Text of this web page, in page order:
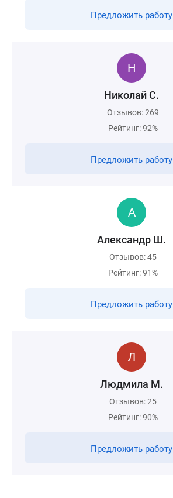
Предложить работу
Николай С.
Отзывов: 269
Рейтинг: 92%
Предложить работу
Александр Ш.
Отзывов: 45
Рейтинг: 91%
Предложить работу
Людмила М.
Отзывов: 25
Рейтинг: 90%
Предложить работу